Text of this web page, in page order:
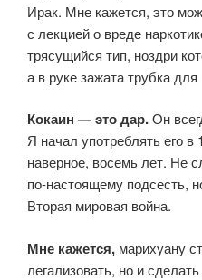
Ирак. Мне кажется, это
с лекцией о вреде
трясущийся тип, ноздри
а в руке зажата трубка для
Кокаин — это дар.Он
Я начал употреблять его
наверное, восемь лет. Не
по‑настоящему подсесть,
Вторая мировая война.
Мне кажется, марихуану
легализовать, но и